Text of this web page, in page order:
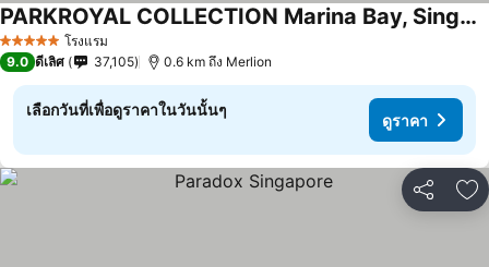
5 ดาว โรงแรม
PARKROYAL COLLECTION Marina Bay, Singapore
9.0 ดีเลิศ 37,105 0.6 km ถึง Merlion
เลือกวันที่เพื่อดูราคาในวันนั้นๆ
ดูราคา
แชร์ เ